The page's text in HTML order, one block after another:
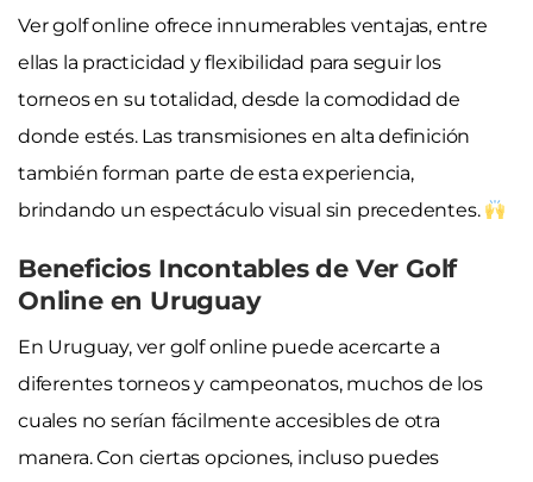
Ver golf online ofrece innumerables ventajas, entre
ellas la practicidad y flexibilidad para seguir los
torneos en su totalidad, desde la comodidad de
donde estés. Las transmisiones en alta definición
también forman parte de esta experiencia,
brindando un espectáculo visual sin precedentes.
Beneficios Incontables de Ver Golf
Online en Uruguay
En Uruguay, ver golf online puede acercarte a
diferentes torneos y campeonatos, muchos de los
cuales no serían fácilmente accesibles de otra
manera. Con ciertas opciones, incluso puedes